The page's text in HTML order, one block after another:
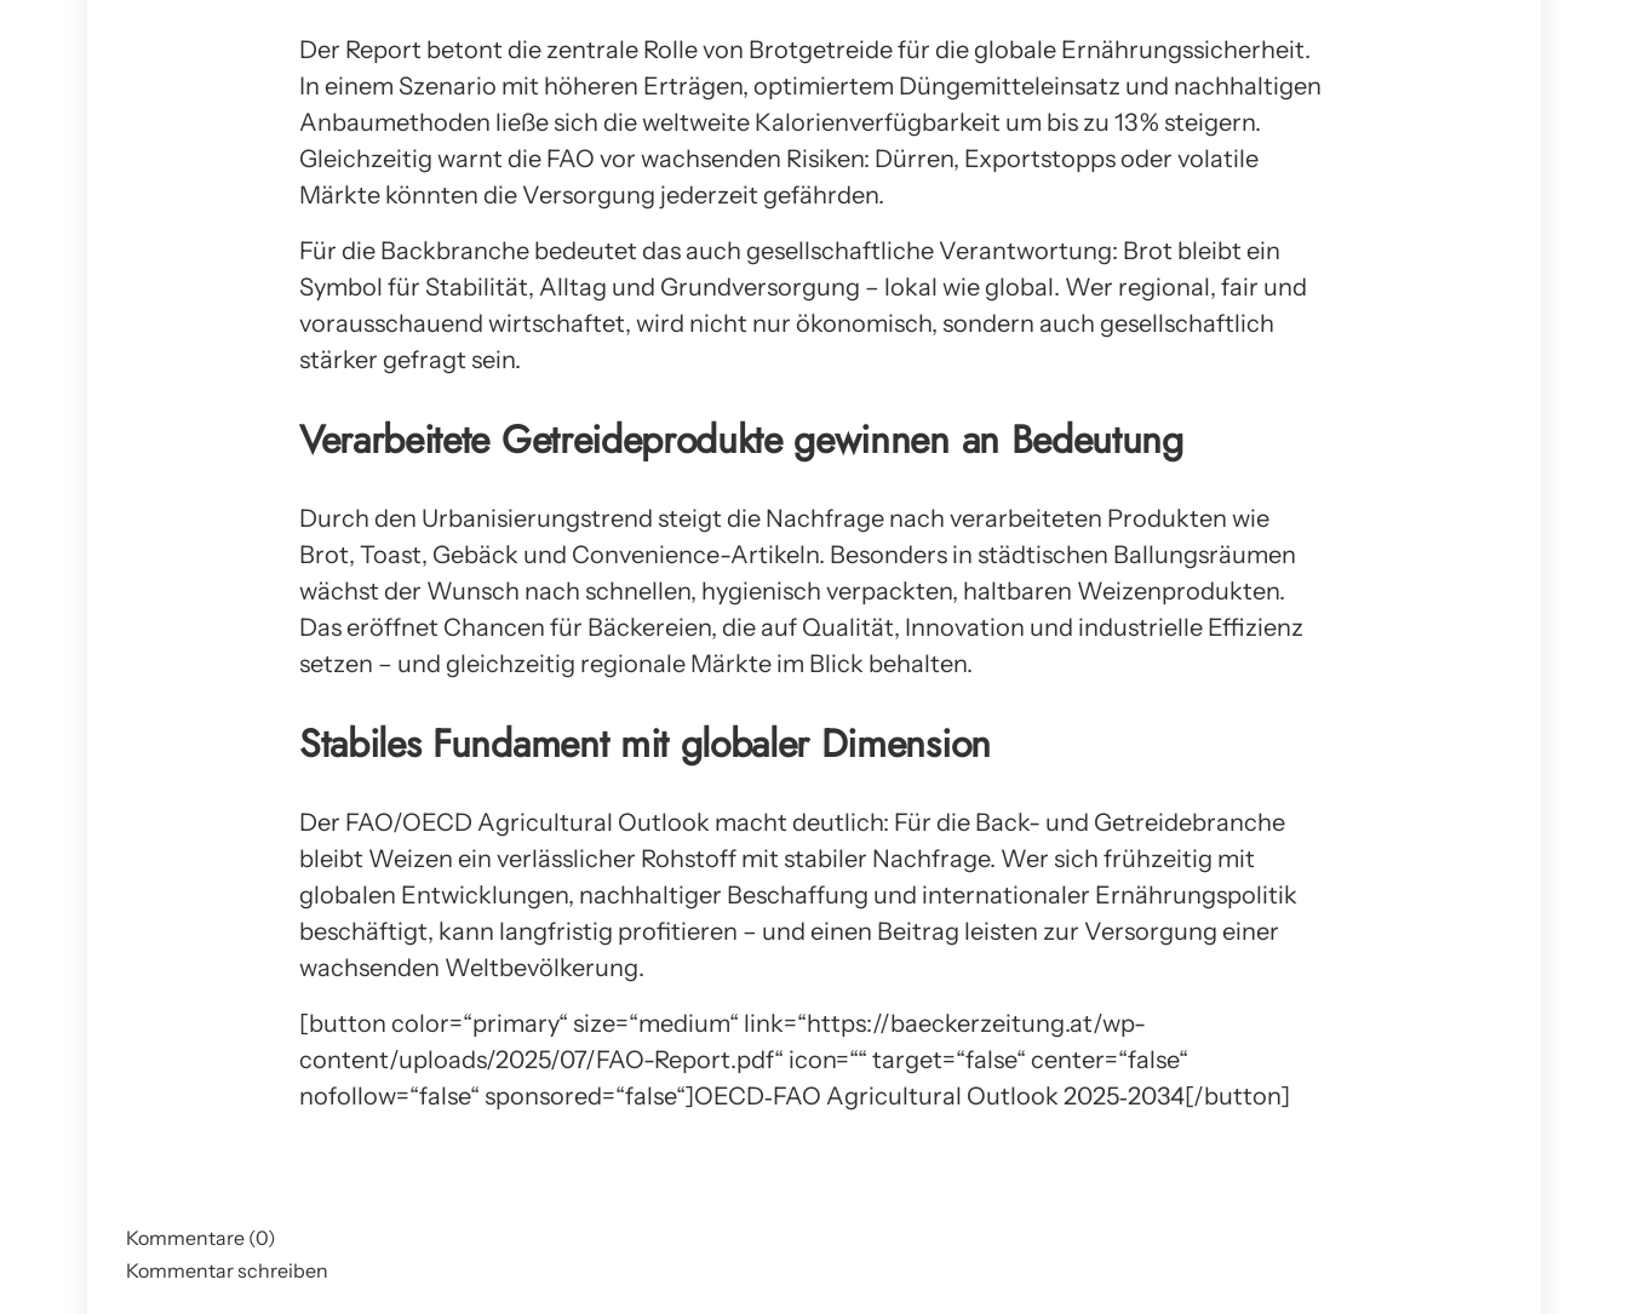
Der Report betont die zentrale Rolle von Brotgetreide für die globale Ernährungssicherheit.
In einem Szenario mit höheren Erträgen, optimiertem Düngemitteleinsatz und nachhaltigen
Anbaumethoden ließe sich die weltweite Kalorienverfügbarkeit um bis zu 13 % steigern.
Gleichzeitig warnt die FAO vor wachsenden Risiken: Dürren, Exportstopps oder volatile
Märkte könnten die Versorgung jederzeit gefährden.
Für die Backbranche bedeutet das auch gesellschaftliche Verantwortung: Brot bleibt ein
Symbol für Stabilität, Alltag und Grundversorgung – lokal wie global. Wer regional, fair und
vorausschauend wirtschaftet, wird nicht nur ökonomisch, sondern auch gesellschaftlich
stärker gefragt sein.
Verarbeitete Getreideprodukte gewinnen an Bedeutung
Durch den Urbanisierungstrend steigt die Nachfrage nach verarbeiteten Produkten wie
Brot, Toast, Gebäck und Convenience-Artikeln. Besonders in städtischen Ballungsräumen
wächst der Wunsch nach schnellen, hygienisch verpackten, haltbaren Weizenprodukten.
Das eröffnet Chancen für Bäckereien, die auf Qualität, Innovation und industrielle Effizienz
setzen – und gleichzeitig regionale Märkte im Blick behalten.
Stabiles Fundament mit globaler Dimension
Der FAO/OECD Agricultural Outlook macht deutlich: Für die Back- und Getreidebranche
bleibt Weizen ein verlässlicher Rohstoff mit stabiler Nachfrage. Wer sich frühzeitig mit
globalen Entwicklungen, nachhaltiger Beschaffung und internationaler Ernährungspolitik
beschäftigt, kann langfristig profitieren – und einen Beitrag leisten zur Versorgung einer
wachsenden Weltbevölkerung.
[button color=“primary“ size=“medium“ link=“https://baeckerzeitung.at/wp-
content/uploads/2025/07/FAO-Report.pdf“ icon=““ target=“false“ center=“false“
nofollow=“false“ sponsored=“false“]OECD‑FAO Agricultural Outlook 2025‑2034[/button]
Kommentare (0)
Kommentar schreiben